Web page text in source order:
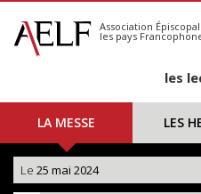
S'abonner
Calendrier
Association
les pays
les
LA MESSE LES
Le 25 mai 2024